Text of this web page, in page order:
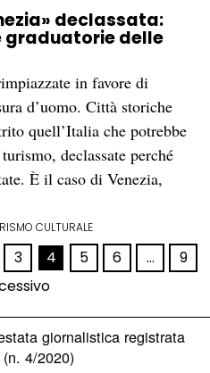
declassata:
graduatorie delle
in favore di
d’uomo. Città storiche
quell’Italia che potrebbe
declassate perché
È il caso di Venezia,
CULTURALE
3 4 5 6 …
9
giornalistica registrata
4/2020)